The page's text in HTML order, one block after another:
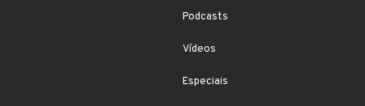
Podcasts
Vídeos
Especiais